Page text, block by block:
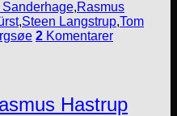
Sanderhage,Rasmus
,Steen Langstrup,Tom
2 Komentarer
Hastrup